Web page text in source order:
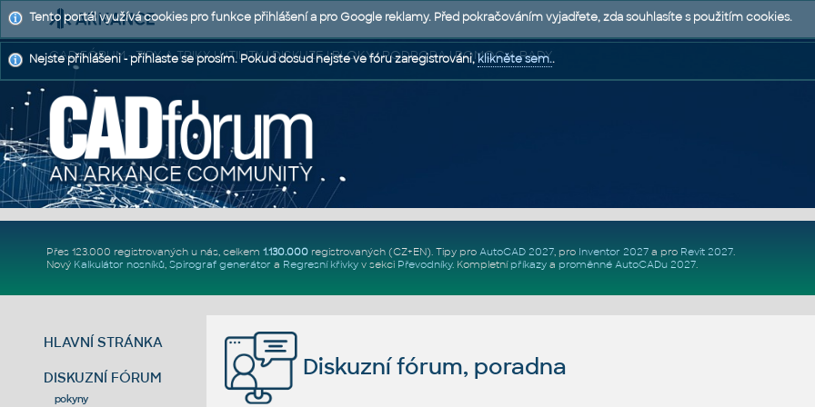
CAD FÓRUM - TIPY A TRIKY | UTILITY | DISKUZE | BLOKY | PODPORA | POMOC A RADY
Přes 123.000 registrovaných u nás, celkem 1.130.000registrovaných (CZ+EN). Tipy pro AutoCAD 2027, pro Inventor 2027a pro Revit 2027.
Nový Kalkulátor nosníků, Spirograf generátor a Regresní křivkyv sekci Převodníky. Kompletní příkazya proměnné AutoCADu 2027.
HLAVNÍ STRÁNKA
DISKUZNÍ FÓRUM
pokyny
Diskuzní fórum, poradna
Tento portál využívá cookies pro funkce přihlášení a pro Google reklamy. Před pokračováním vyjadřete, zda souhlasíte s použitím cookies.
Nejste přihlášeni - přihlaste se prosím. Pokud dosud nejste ve fóru zaregistrováni,klikněte sem..